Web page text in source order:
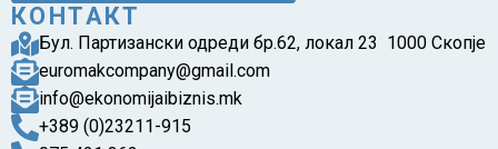
КОНТАКТ
Бул. Партизански одреди бр.62, локал 23 1000 Скопје
euromakcompany@gmail.com
info@ekonomijaibiznis.mk
+389 (0)23211-915